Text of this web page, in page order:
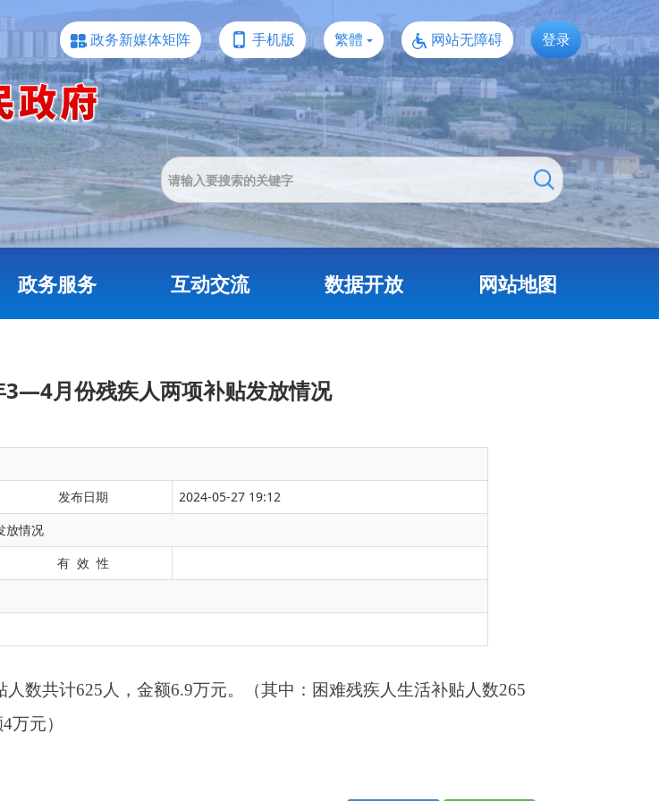
政务新媒体矩阵 手机版 繁體 网站无障碍 登录
政务服务 互动交流 数据开放 网站地图
月份残疾人两项补贴发放情况
发布日期
2024-05-27 19:12
放情况
有 效 性
6.9 万 元。（